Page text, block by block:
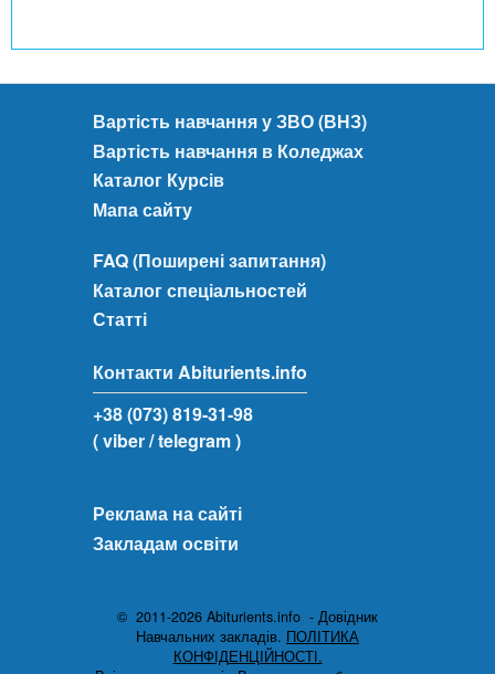
Вартість навчання у ЗВО (ВНЗ)
Вартість навчання в Коледжах
Каталог Курсів
Мапа сайту
FAQ (Поширені запитання)
Каталог спеціальностей
Статті
Контакти Abiturients.info
+38 (073) 819-31-98
( viber/ telegram )
Реклама на сайті
Закладам освіти
© 2011-2026 Abiturients.info - Довідник
Навчальних закладів. ПОЛІТИКА
КОНФІДЕНЦІЙНОСТІ.